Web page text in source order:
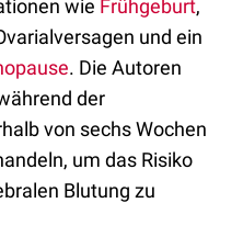
wie Frühgeburt,
und ein
. Die Autoren
der
von sechs Wochen
um das Risiko
Blutung zu